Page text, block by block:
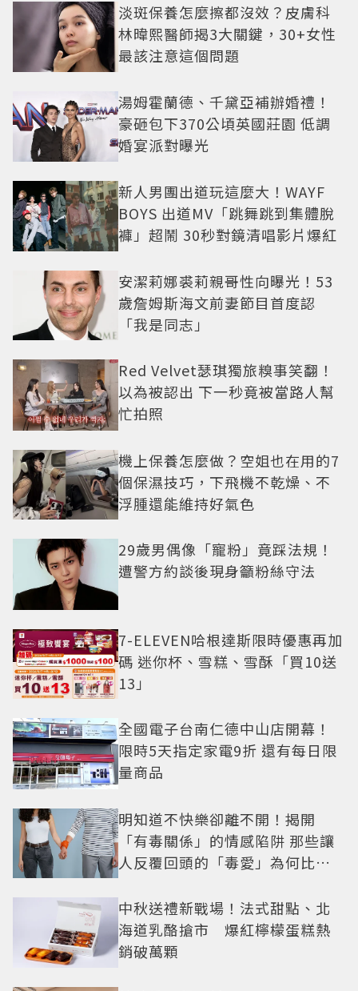
淡斑保養怎麼擦都沒效？皮膚科
林暐熙醫師揭3大關鍵，30+女性
最該注意這個問題
湯姆霍蘭德、千黛亞補辦婚禮！
豪砸包下370公頃英國莊園 低調
婚宴派對曝光
新人男團出道玩這麼大！WAYF
BOYS 出道MV「跳舞跳到集體脫
褲」超鬧 30秒對鏡清唱影片爆紅
安潔莉娜裘莉親哥性向曝光！53
歲詹姆斯海文前妻節目首度認
「我是同志」
Red Velvet瑟琪獨旅糗事笑翻！
以為被認出 下一秒竟被當路人幫
忙拍照
機上保養怎麼做？空姐也在用的7
個保濕技巧，下飛機不乾燥、不
浮腫還能維持好氣色
29歲男偶像「寵粉」竟踩法規！
遭警方約談後現身籲粉絲守法
7-ELEVEN哈根達斯限時優惠再加
碼 迷你杯、雪糕、雪酥「買10送
13」
全國電子台南仁德中山店開幕！
限時5天指定家電9折 還有每日限
量商品
明知道不快樂卻離不開！揭開
「有毒關係」的情感陷阱 那些讓
人反覆回頭的「毒愛」為何比菸
中秋送禮新戰場！法式甜點、北
海道乳酪搶市 爆紅檸檬蛋糕熱
銷破萬顆